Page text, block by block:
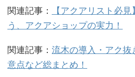
関連記事：
【アクアリスト必
う、アクアショップの実力！
関連記事： 流木の導入・アク抜
意点など総まとめ！